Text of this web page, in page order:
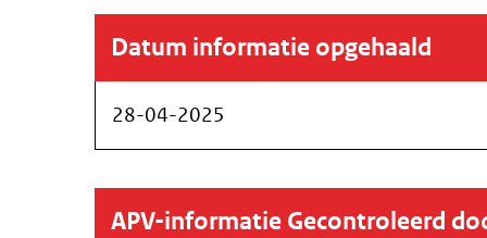
Datum informatie opgehaald
28-04-2025
APV-informatie Gecontroleerd